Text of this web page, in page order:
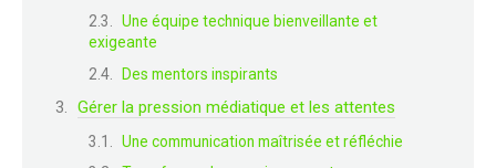
Une équipe technique bienveillante et
exigeante
Des mentors inspirants
Gérer la pression médiatique et les attentes
Une communication maîtrisée et réfléchie